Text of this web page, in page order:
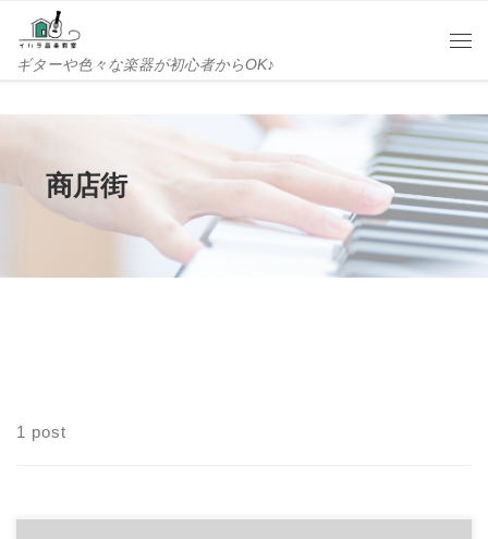
Skip to content
ギターや色々な楽器が初心者からOK♪
商店街
1 post